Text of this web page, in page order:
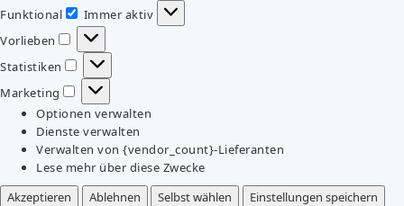
Funktional
Funktional
Immer aktiv
Vorlieben
Vorlieben
Statistiken
Statistiken
Marketing
Marketing
Optionen verwalten
Dienste verwalten
Verwalten von {vendor_count}-Lieferanten
Lese mehr über diese Zwecke
Akzeptieren
Ablehnen Selbst wählen
Einstellungen speichern